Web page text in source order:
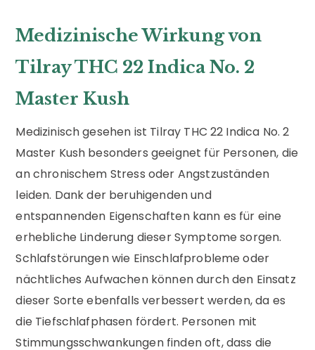
Medizinische Wirkung von
Tilray THC 22 Indica No. 2
Master Kush
Medizinisch gesehen ist Tilray THC 22 Indica No. 2
Master Kush besonders geeignet für Personen, die
an chronischem Stress oder Angstzuständen
leiden. Dank der beruhigenden und
entspannenden Eigenschaften kann es für eine
erhebliche Linderung dieser Symptome sorgen.
Schlafstörungen wie Einschlafprobleme oder
nächtliches Aufwachen können durch den Einsatz
dieser Sorte ebenfalls verbessert werden, da es
die Tiefschlafphasen fördert. Personen mit
Stimmungsschwankungen finden oft, dass die